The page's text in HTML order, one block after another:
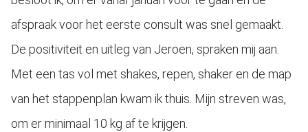
afspraak voor het eerste consult was snel gemaakt.
De positiviteit en uitleg van Jeroen, spraken mij aan.
Met een tas vol met shakes, repen, shaker en de map
van het stappenplan kwam ik thuis. Mijn streven was,
om er minimaal 10 kg af te krijgen.